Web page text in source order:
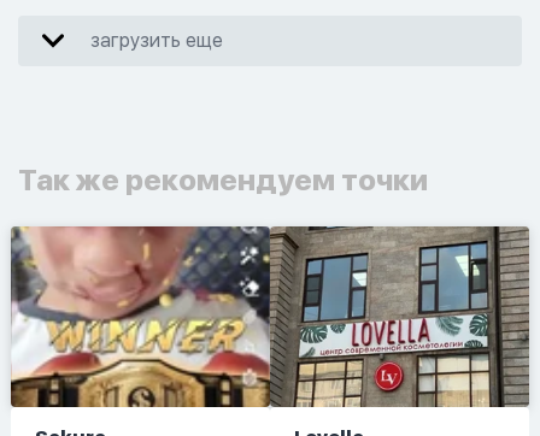
загрузить еще
Так же рекомендуем точки